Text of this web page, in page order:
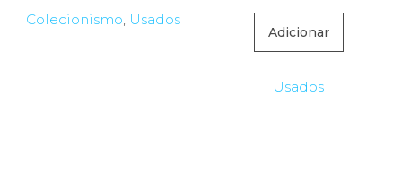
Colecionismo, Usados
Adicionar
Usados